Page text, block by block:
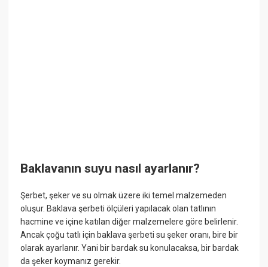
Baklavanın suyu nasıl ayarlanır?
Şerbet, şeker ve su olmak üzere iki temel malzemeden
oluşur. Baklava şerbeti ölçüleri yapılacak olan tatlının
hacmine ve içine katılan diğer malzemelere göre belirlenir.
Ancak çoğu tatlı için baklava şerbeti su şeker oranı, bire bir
olarak ayarlanır. Yani bir bardak su konulacaksa, bir bardak
da şeker koymanız gerekir.